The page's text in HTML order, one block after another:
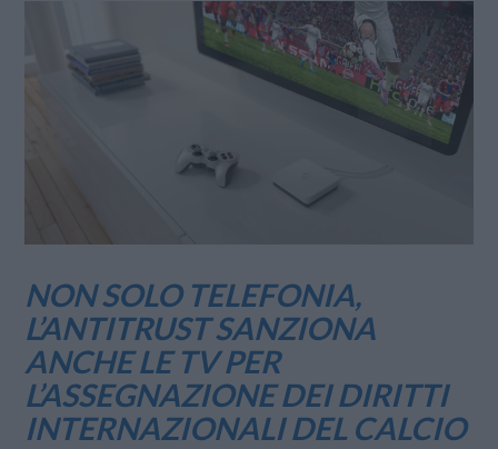
NON SOLO TELEFONIA,
L’ANTITRUST SANZIONA
ANCHE LE TV PER
L’ASSEGNAZIONE DEI DIRITTI
INTERNAZIONALI DEL CALCIO